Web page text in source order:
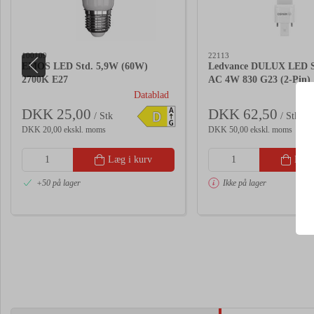
100109
EMOS LED Std. 5,9W (60W)
2700K E27
DKK 25,00 / Stk
Datablad
D A
G
DKK 20,00 ekskl. moms
Læg i kurv
+50 på lager
22113
Ledvance DULUX LED
AC 4W 830 G23 (2-Pin)
DKK 62,50 / Stk
DKK 50,00 ekskl. moms
Læg
Ikke på lager